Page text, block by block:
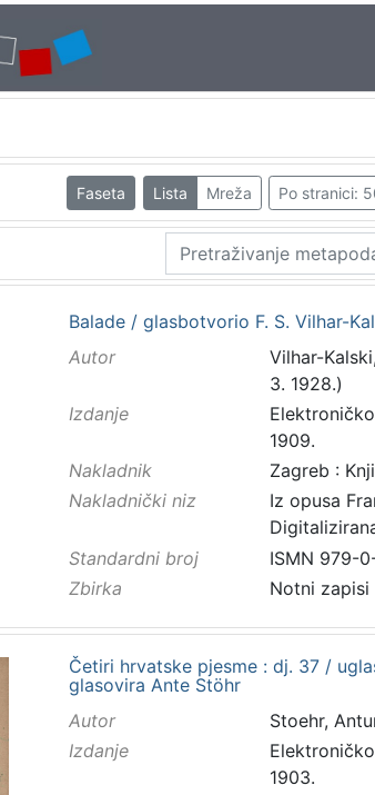
Faseta Lista Mreža Po stranici:
Balade / glasbotvorio F. S. Vilhar-
Autor
Vilhar-
3. 1928.)
Izdanje
1909.
Nakladnik
Zagreb :
Nakladnički niz
Iz opusa
Standardni broj
ISMN 979-
Zbirka
Notni zapisi
Četiri hrvatske pjesme : dj. 37 /
glasovira Ante Stöhr
Autor
Stoehr,
Izdanje
1903.